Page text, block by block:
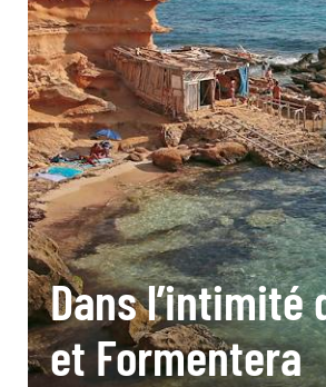
Dans l’intimité
et Formentera